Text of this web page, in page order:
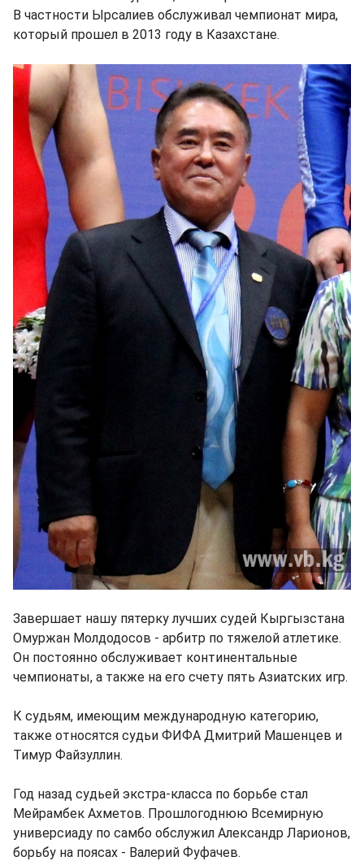
В частности Ырсалиев обслуживал чемпионат мира,
который прошел в 2013 году в Казахстане.
Завершает нашу пятерку лучших судей Кыргызстана
Омуржан Молдодосов - арбитр по тяжелой атлетике.
Он постоянно обслуживает континентальные
чемпионаты, а также на его счету пять Азиатских игр.
К судьям, имеющим международную категорию,
также относятся судьи ФИФА Дмитрий Машенцев и
Тимур Файзуллин.
Год назад судьей экстра-класса по борьбе стал
Мейрамбек Ахметов. Прошлогоднюю Всемирную
универсиаду по самбо обслужил Александр Ларионов,
борьбу на поясах - Валерий Фуфачев.